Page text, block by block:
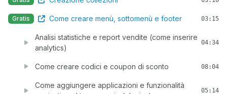
Gratis Come creare menù, sottomenù e footer 03:15
Analisi statistiche e report vendite (come inserire
analytics)
04:34
Come creare codici e coupon di sconto 08:04
Come aggiungere applicazioni e funzionalità
05:14